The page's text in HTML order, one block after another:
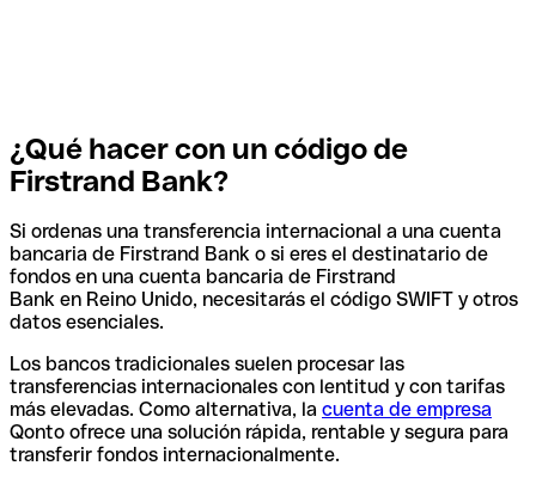
¿Qué hacer con un código de
Firstrand Bank?
Si ordenas una transferencia internacional a una cuenta
bancaria de Firstrand Bank o si eres el destinatario de
fondos en una cuenta bancaria de Firstrand
Bank en Reino Unido, necesitarás el código SWIFT y otros
datos esenciales.
Los bancos tradicionales suelen procesar las
transferencias internacionales con lentitud y con tarifas
más elevadas. Como alternativa, la cuenta de empresa
Qonto ofrece una solución rápida, rentable y segura para
transferir fondos internacionalmente.